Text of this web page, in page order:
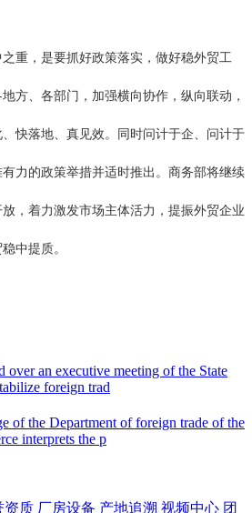
重，是要抓好政策落实，做好稳外贸工
方、各部门，加强横向协作，纵向联动，
快落地、真见效。同时问计于企、问计于
力的政策举措并适时推出。商务部将继续
，着力激发市场主体活力，提振外贸企业
中提质。
over an executive meeting of the State
foreign trad
of the Department of foreign trade of the
interprets the p
资质 厂房设备 产地追溯 视频中心 团